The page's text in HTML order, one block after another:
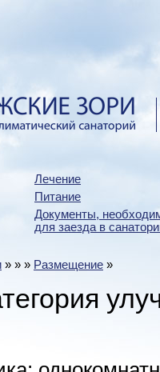
Лечение
Питание
Документы,
для заезда в
» » » Размещение »